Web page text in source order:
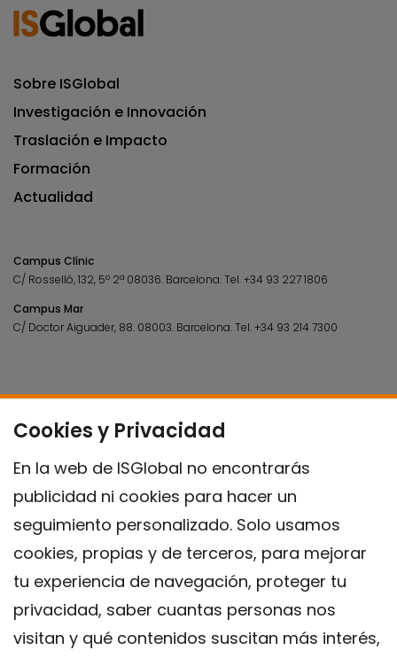
Cookies y Privacidad
En la web de ISGlobal no encontrarás
publicidad ni cookies para hacer un
seguimiento personalizado. Solo usamos
cookies, propias y de terceros, para mejorar
tu experiencia de navegación, proteger tu
privacidad, saber cuantas personas nos
visitan y qué contenidos suscitan más interés,
Sobre ISGlobal
Investigación e Innovación
Traslación e Impacto
Formación
Actualidad
Campus Clínic
C/ Rosselló, 132, 5º 2ª 08036. Barcelona.Tel.+34 93 227 1806
Campus Mar
C/ Doctor Aiguader, 88. 08003. Barcelona.Tel.+34 93 214 7300